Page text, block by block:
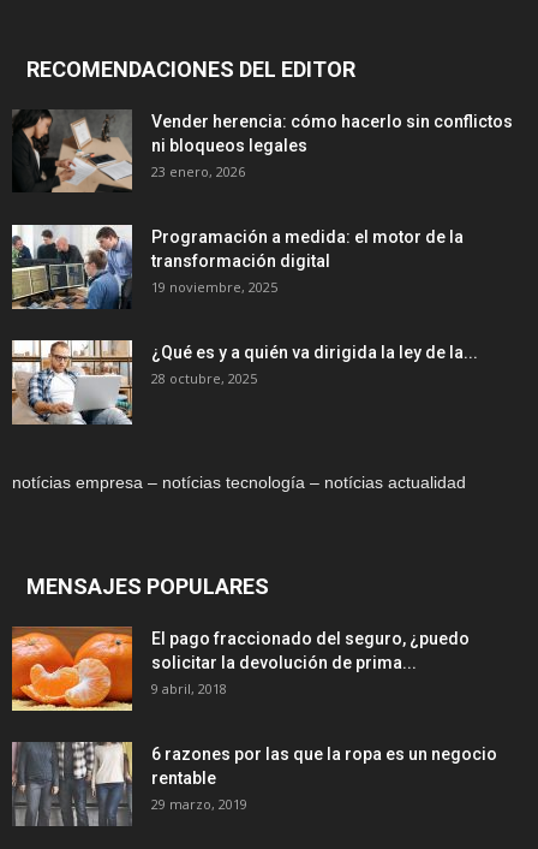
RECOMENDACIONES DEL EDITOR
Vender herencia: cómo hacerlo sin conflictos
ni bloqueos legales
23 enero, 2026
Programación a medida: el motor de la
transformación digital
19 noviembre, 2025
¿Qué es y a quién va dirigida la ley de la...
28 octubre, 2025
notícias empresa – notícias tecnología – notícias actualidad
MENSAJES POPULARES
El pago fraccionado del seguro, ¿puedo
solicitar la devolución de prima...
9 abril, 2018
6 razones por las que la ropa es un negocio
rentable
29 marzo, 2019